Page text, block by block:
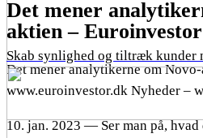
Skab synlighed og tiltræk kunder
Det mener
aktien – Euroinvestor
Det mener analytikerne om
www.euroinvestor.dk Nyheder –
10. jan. 2023 — Ser man på,